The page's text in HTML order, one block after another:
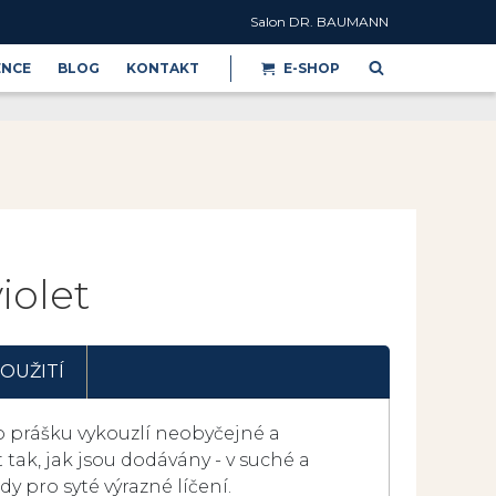
Salon DR. BAUMANN
BLOG KONTAKT E-SHOP
vykouzlí neobyčejné a
jak jsou dodávány - v suché a
pro syté výrazné líčení.